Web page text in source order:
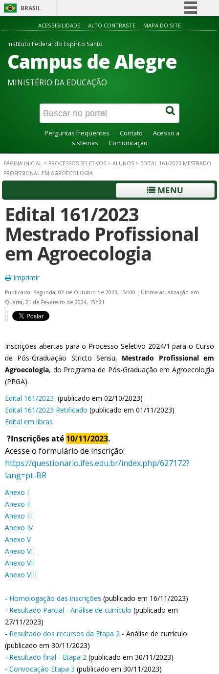
BRASIL
Simplifique!
Acesso à informação
Canais
ACESSIBILIDADE ALTO CONTRASTE MAPA DO SITE
Instituto Federal do Espírito Santo
Campus de Alegre
MINISTÉRIO DA EDUCAÇÃO
Perguntas frequentes Contato
Acesso a
sistemas
Comunicação
PÁGINA INICIAL > PROCESSOS SELETIVOS > ALUNOS > EDITAL 161/2023 MESTRADO
PROFISSIONAL EM AGROECOLOGIA
MENU
Edital 161/2023
Mestrado Profissional
em Agroecologia
Imprimir
Publicado: Segunda, 02 de Outubro de 2023, 15h00 | Última atualização em
Quarta, 21 de Fevereiro de 2024, 15h21
Inscrições abertas para o Processo Seletivo 2024/1 para o Curso
de Pós-Graduação Stricto Sensu, Mestrado Profissional em
Agroecologia, do Programa de Pós-Graduação em Agroecologia
(PPGA).
Edital 161/2023 (publicado em 02/10/2023)
Edital 161/2023 Retificado (publicado em 01/11/2023)
Edital em libras
?Inscrições até 10/11/2023.
Acesse o formulário de inscrição:
https://questionario.ifes.edu.br/index.php/627172?
lang=pt-BR
Anexo I
Anexo II
Anexo III
Anexo IV
Anexo V
Anexo VI
Anexo VII
Anexo VIII
- Homologação das inscrições (publicado em 16/11/2023)
- Resultado Parcial - Análise de currículo (publicado em
27/11/2023)
- Resultado dos recursos da Etapa 2 - Análise de currículo
(publicado em 30/11/2023)
- Resultado final - Etapa 2 (publicado em 30/11/2023)
- Convocação Etapa 3 (publicado em 30/11/2023)